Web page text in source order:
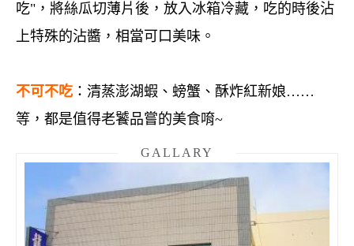
吃"，將絲瓜切薄片後，放入冰箱冷藏，吃的時後沾
上特殊的沾醬，相當可口美味。
不可不吃：清蒸澎湖蝦 、螃蟹、酥炸紅新娘……
等， 都是值得老饕品嘗的美食唷~
GALLARY